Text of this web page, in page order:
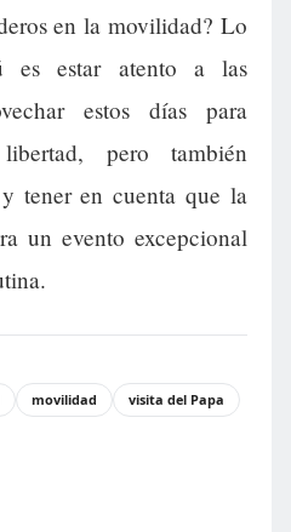
en la movilidad? Lo
es estar atento a las
estos días para
pero también
tener en cuenta que la
un evento excepcional
movilidad
visita del Papa